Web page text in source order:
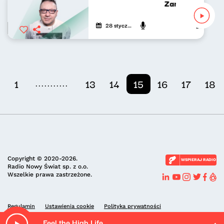
Zamach na
28 stycznia 2021 Zbigniew
1 ........... 13 14 15 16 17 18
Copyright © 2020-2026.
Radio Nowy Świat sp. z o.o.
Wszelkie prawa zastrzeżone.
WSPIERAJ RADIO
Regulamin Ustawienia cookie Polityka prywatności